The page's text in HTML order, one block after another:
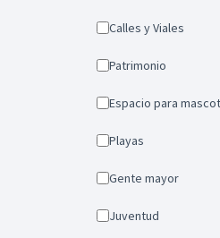
Calles y Viales
Patrimonio
Espacio para
Playas
Gente mayor
Juventud